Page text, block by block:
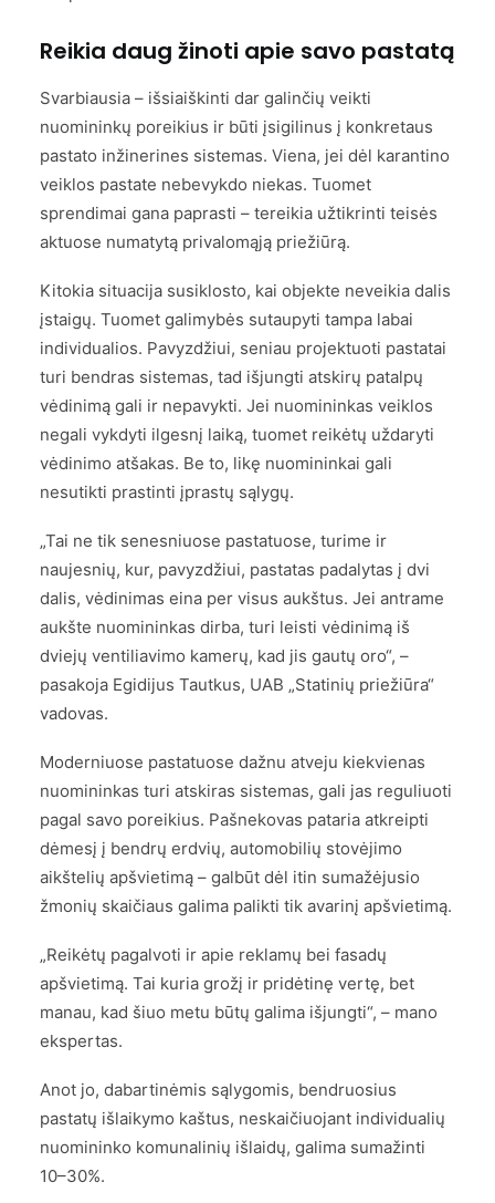
Reikia daug žinoti apie savo pastatą
Svarbiausia – išsiaiškinti dar galinčių veikti
nuomininkų poreikius ir būti įsigilinus į konkretaus
pastato inžinerines sistemas. Viena, jei dėl karantino
veiklos pastate nebevykdo niekas. Tuomet
sprendimai gana paprasti – tereikia užtikrinti teisės
aktuose numatytą privalomąją priežiūrą.
Kitokia situacija susiklosto, kai objekte neveikia dalis
įstaigų. Tuomet galimybės sutaupyti tampa labai
individualios. Pavyzdžiui, seniau projektuoti pastatai
turi bendras sistemas, tad išjungti atskirų patalpų
vėdinimą gali ir nepavykti. Jei nuomininkas veiklos
negali vykdyti ilgesnį laiką, tuomet reikėtų uždaryti
vėdinimo atšakas. Be to, likę nuomininkai gali
nesutikti prastinti įprastų sąlygų.
„Tai ne tik senesniuose pastatuose, turime ir
naujesnių, kur, pavyzdžiui, pastatas padalytas į dvi
dalis, vėdinimas eina per visus aukštus. Jei antrame
aukšte nuomininkas dirba, turi leisti vėdinimą iš
dviejų ventiliavimo kamerų, kad jis gautų oro“, –
pasakoja Egidijus Tautkus, UAB „Statinių priežiūra“
vadovas.
Moderniuose pastatuose dažnu atveju kiekvienas
nuomininkas turi atskiras sistemas, gali jas reguliuoti
pagal savo poreikius. Pašnekovas pataria atkreipti
dėmesį į bendrų erdvių, automobilių stovėjimo
aikštelių apšvietimą – galbūt dėl itin sumažėjusio
žmonių skaičiaus galima palikti tik avarinį apšvietimą.
„Reikėtų pagalvoti ir apie reklamų bei fasadų
apšvietimą. Tai kuria grožį ir pridėtinę vertę, bet
manau, kad šiuo metu būtų galima išjungti“, – mano
ekspertas.
Anot jo, dabartinėmis sąlygomis, bendruosius
pastatų išlaikymo kaštus, neskaičiuojant individualių
nuomininko komunalinių išlaidų, galima sumažinti
10–30%.